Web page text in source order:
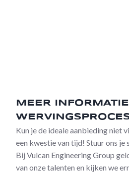
MEER
Kun je de ideale aanbieding niet
een kwestie van tijd! Stuur ons je
Bij Vulcan Engineering Group
van onze talenten en kijken we